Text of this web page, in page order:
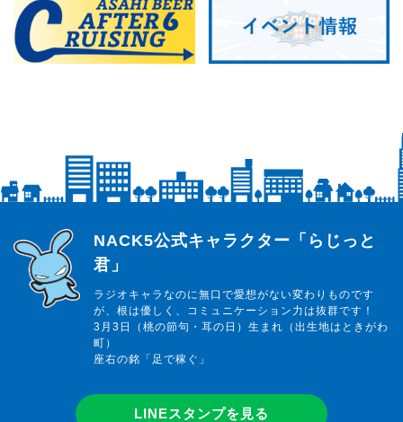
らじっと君
NACK5公式キャラクター「らじっと
君」
ラジオキャラなのに無口で愛想がない変わりものです
が、根は優しく、コミュニケーション力は抜群です！
3月3日（桃の節句・耳の日）生まれ（出生地はときがわ
町）
座右の銘「足で稼ぐ」
LINEスタンプを見る